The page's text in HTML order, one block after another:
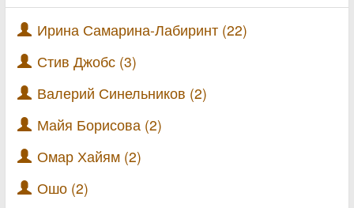
Ирина Самарина-Лабиринт (22)
Стив Джобс (3)
Валерий Синельников (2)
Майя Борисова (2)
Омар Хайям (2)
Ошо (2)